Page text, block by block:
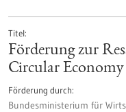
Titel
Förderung zur
Circular Economy
Förderung durch
Bundesministerium für